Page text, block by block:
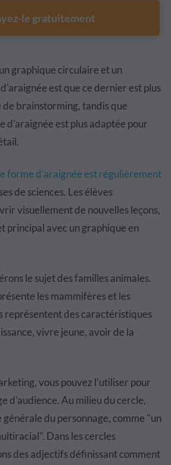
le gratuitement
graphique circulaire et un
est que ce dernier est plus
de brainstorming, tandis que
d'araignée est plus adaptée pour
forme d'araignée est régulièrement
de sciences. Les élèves
visuellement de nouvelles leçons,
principal avec un graphique en
le sujet des familles animales.
les mammifères et les
représentent des caractéristiques
vivre jeune, avoir de la
vous pouvez l'utiliser pour
d'audience. Au milieu du cercle,
générale du personnage, comme "un
Dans les cercles
des adjectifs définissant comment